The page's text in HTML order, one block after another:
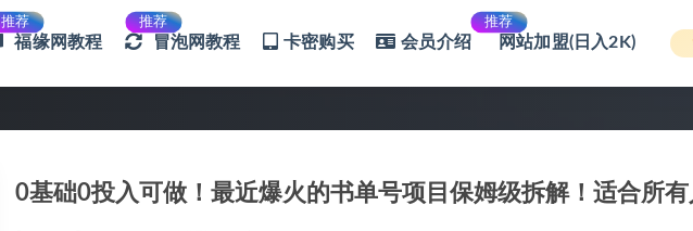
推荐
福缘网教程
推荐
冒泡网教程 卡密购买 会员介绍
推荐
网站加盟(日入2K)
0基础0投入可做！最近爆火的书单号项目保姆级拆解！适合所有